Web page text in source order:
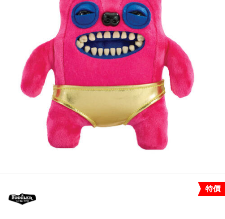
玩具車,貨車,火車及遙控系列
手工藝,文具,蠟筆,泥膠,畫板
娃娃, 芭比,收藏公仔
電子玩具
遊戲及拼圖系列
Mini Brands
Play-Doh培樂多
Pokemon寶可夢
playpop
LEGO樂高
8~11歳
12~14歳
14歳以上
特價